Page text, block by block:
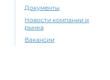
Документы
Новости компании и
рынка
Вакансии